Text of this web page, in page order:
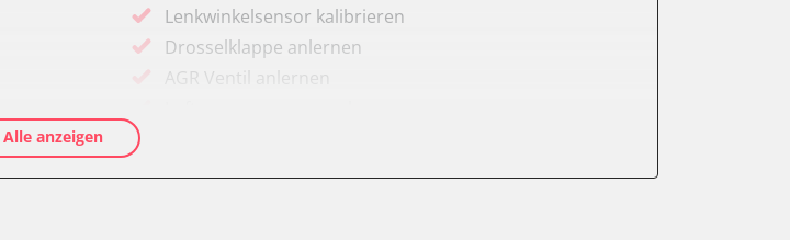
Lenkwinkelsensor kalibrieren
Drosselklappe anlernen
AGR Ventil anlernen
Alle anzeigen